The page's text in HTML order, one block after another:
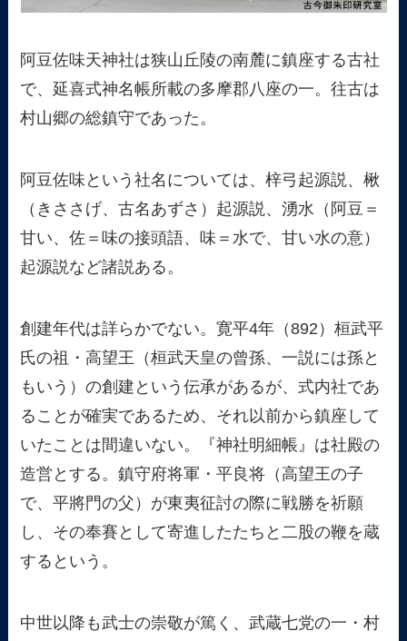
阿豆佐味天神社は狭山丘陵の南麓に鎮座する古社
で、延喜式神名帳所載の多摩郡八座の一。往古は
村山郷の総鎮守であった。
阿豆佐味という社名については、梓弓起源説、楸
（きささげ、古名あずさ）起源説、湧水（阿豆＝
甘い、佐＝味の接頭語、味＝水で、甘い水の意）
起源説など諸説ある。
創建年代は詳らかでない。寛平4年（892）桓武平
氏の祖・高望王（桓武天皇の曾孫、一説には孫と
もいう）の創建という伝承があるが、式内社であ
ることが確実であるため、それ以前から鎮座して
いたことは間違いない。『神社明細帳』は社殿の
造営とする。鎮守府将軍・平良将（高望王の子
で、平將門の父）が東夷征討の際に戦勝を祈願
し、その奉賽として寄進したたちと二股の鞭を蔵
するという。
中世以降も武士の崇敬が篤く、武蔵七党の一・村